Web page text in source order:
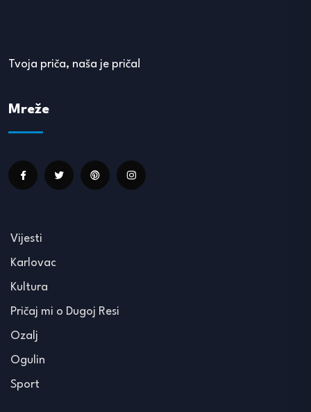
Tvoja priča, naša je priča!
Mreže
Vijesti
Karlovac
Kultura
Pričaj mi o Dugoj Resi
Ozalj
Ogulin
Sport